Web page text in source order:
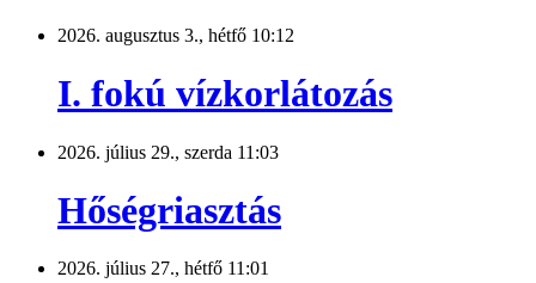
2026. augusztus 3., hétfő 10:12
I. fokú vízkorlátozás
2026. július 29., szerda 11:03
Hőségriasztás
2026. július 27., hétfő 11:01